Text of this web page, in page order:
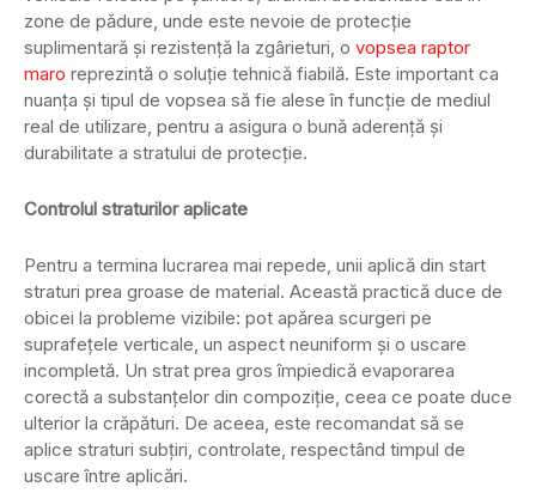
zone de pădure, unde este nevoie de protecție
suplimentară și rezistență la zgârieturi, o vopsea raptor
maro reprezintă o soluție tehnică fiabilă. Este important ca
nuanța și tipul de vopsea să fie alese în funcție de mediul
real de utilizare, pentru a asigura o bună aderență și
durabilitate a stratului de protecție.
Controlul straturilor aplicate
Pentru a termina lucrarea mai repede, unii aplică din start
straturi prea groase de material. Această practică duce de
obicei la probleme vizibile: pot apărea scurgeri pe
suprafețele verticale, un aspect neuniform și o uscare
incompletă. Un strat prea gros împiedică evaporarea
corectă a substanțelor din compoziție, ceea ce poate duce
ulterior la crăpături. De aceea, este recomandat să se
aplice straturi subțiri, controlate, respectând timpul de
uscare între aplicări.